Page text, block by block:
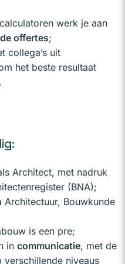
werk je aan
offertes;
collega’s uit
het beste resultaat
Architect, met nadruk
(BNA);
Architectuur, Bouwkunde
is een pre;
in communicatie, met de
niveaus